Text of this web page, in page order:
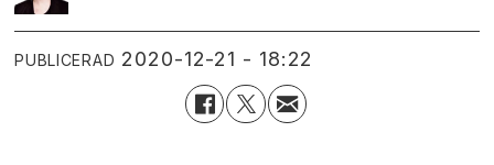
PUBLICERAD 2020-12-21 - 18:22